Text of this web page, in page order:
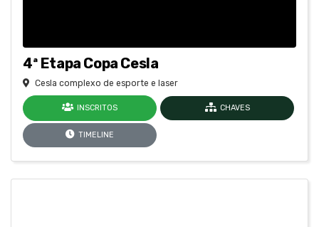
4ª Etapa Copa Cesla
Cesla complexo de esporte e laser
INSCRITOS CHAVES
TIMELINE